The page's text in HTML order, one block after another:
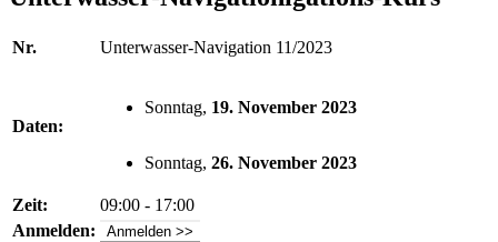
Nr. Unterwasser-Navigation 11/2023
Daten:
Sonntag, 19. November 2023
Sonntag, 26. November 2023
Zeit:
09:00 - 17:00
Anmelden:
Anmelden >>